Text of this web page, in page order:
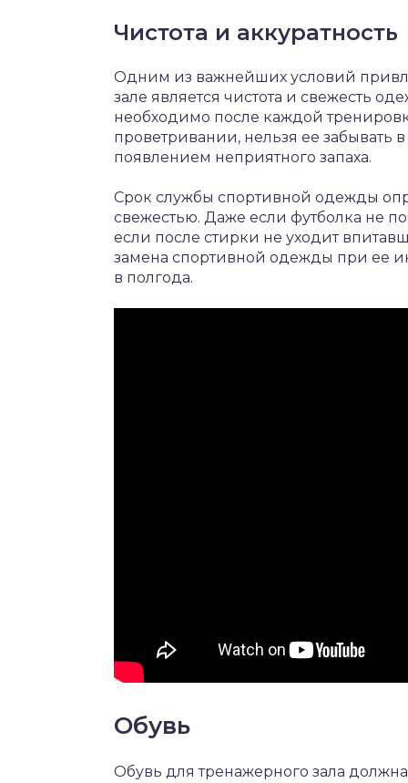
Чистота и аккуратность
Одним из важнейших условий
зале является чистота и свежесть
необходимо после каждой
проветривании, нельзя ее забывать
появлением неприятного запаха.
Срок службы спортивной одежды
свежестью. Даже если футболка не
если после стирки не уходит
замена спортивной одежды при ее
в полгода.
Обувь
Обувь для тренажерного зала